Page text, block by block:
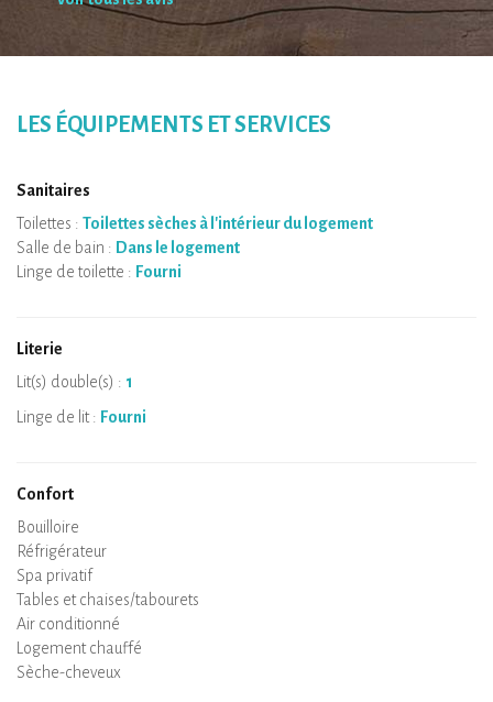
LES ÉQUIPEMENTS ET SERVICES
Sanitaires
Toilettes : Toilettes sèches à l'intérieur du logement
Salle de bain : Dans le logement
Linge de toilette : Fourni
Literie
Lit(s) double(s) : 1
Linge de lit : Fourni
Confort
Micro-ondes
Cafetière
Bouilloire
Plaque de cuisson
Four
Réfrigérateur
Vaisselle
Lave-vaisselle
Chaise bébé
Spa privatif
Sauna privatif
Tables et chaises/tabourets
Air conditionné
Logement chauffé
Poêle à bois
Cheminée
Wifi
TV
Sèche-cheveux